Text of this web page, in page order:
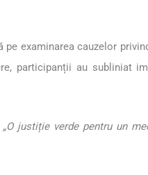
examinarea cauzelor
participanții au subliniat
„O justiție verde pentru un